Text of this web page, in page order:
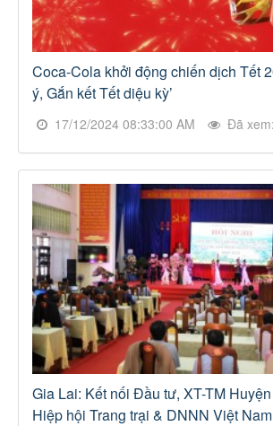
Coca-Cola khởi động chiến dịch Tết
ý, Gắn kết Tết diệu kỳ’
17/12/2024 08:33:00 AM Đã
Gia Lai: Kết nối Đầu tư, XT-TM
Hiệp hội Trang trại & DNNN Việt Nam